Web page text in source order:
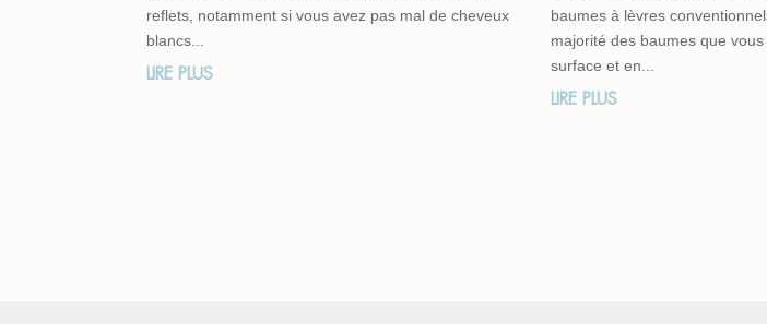
reflets, notamment si vous avez pas mal de cheveux
blancs...
LIRE PLUS
baumes à lèvres
majorité des baumes que
surface et en...
LIRE PLUS